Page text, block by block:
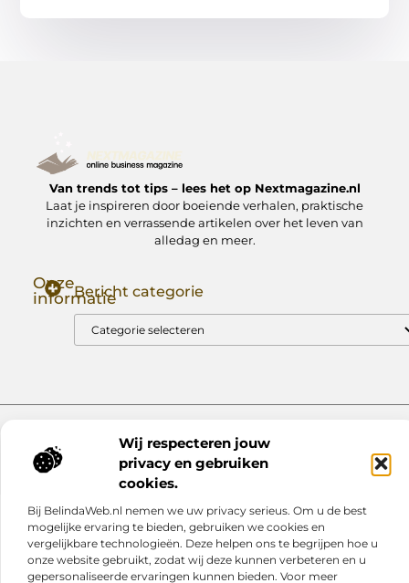
Wij respecteren jouw
privacy en gebruiken
cookies.
Bij BelindaWeb.nl nemen we uw privacy serieus. Om u de best
mogelijke ervaring te bieden, gebruiken we cookies en
vergelijkbare technologieën. Deze helpen ons te begrijpen hoe u
onze website gebruikt, zodat wij deze kunnen verbeteren en u
gepersonaliseerde ervaringen kunnen bieden. Voor meer
Van trends tot tips – lees het op Nextmagazine.nl
Laat je inspireren door boeiende verhalen, praktische
inzichten en verrassende artikelen over het leven van
alledag en meer.
Onze
informatieBericht categorie
Website index
Cookiebeleid (EU)
@2025 www.nextmagazine.nl. All Right Reserved.